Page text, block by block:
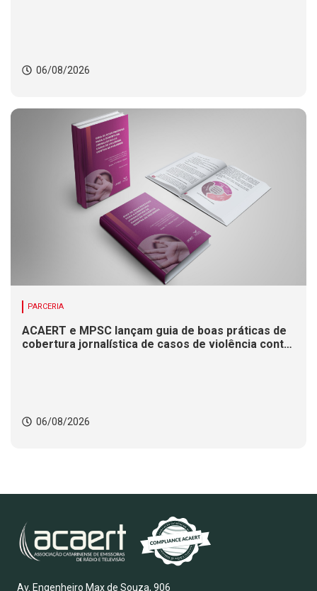
06/08/2026
PARCERIA
ACAERT e MPSC lançam guia de boas práticas de
cobertura jornalística de casos de violência contra
06/08/2026
Av. Engenheiro Max de Souza, 906